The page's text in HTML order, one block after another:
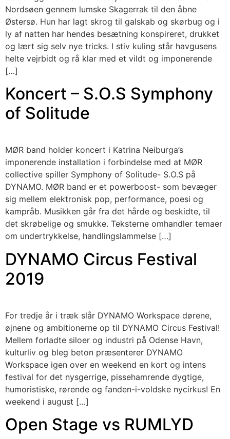
Nordsøen gennem lumske Skagerrak til den åbne
Østersø. Hun har lagt skrog til galskab og skørbug og i
ly af natten har hendes besætning konspireret, drukket
og lært sig selv nye tricks. I stiv kuling står havgusens
helte vejrbidt og rå klar med et vildt og imponerende
[…]
Koncert – S.O.S Symphony
of Solitude
MØR band holder koncert i Katrina Neiburga’s
imponerende installation i forbindelse med at MØR
collective spiller Symphony of Solitude- S.O.S på
DYNAMO. MØR band er et powerboost- som bevæger
sig mellem elektronisk pop, performance, poesi og
kampråb. Musikken går fra det hårde og beskidte, til
det skrøbelige og smukke. Teksterne omhandler temaer
om undertrykkelse, handlingslammelse […]
DYNAMO Circus Festival
2019
For tredje år i træk slår DYNAMO Workspace dørene,
øjnene og ambitionerne op til DYNAMO Circus Festival!
Mellem forladte siloer og industri på Odense Havn,
kulturliv og bleg beton præsenterer DYNAMO
Workspace igen over en weekend en kort og intens
festival for det nysgerrige, pissehamrende dygtige,
humoristiske, rørende og fanden-i-voldske nycirkus! En
weekend i august […]
Open Stage vs RUMLYD